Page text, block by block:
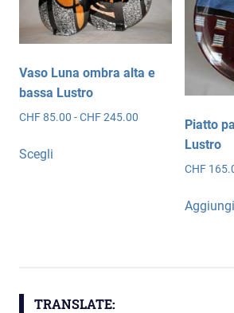
Vaso Luna ombra alta e
bassa Lustro
CHF85.00 -CHF245.00
CHF 245.00
Scegli
essere
Piatto
Lustro
CHF
TRANSLATE: